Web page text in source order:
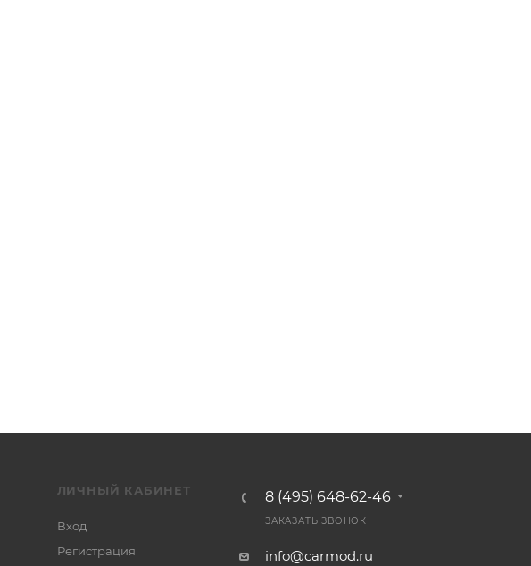
ЛИЧНЫЙ КАБИНЕТ
Вход
Регистрация
8 (495) 648-62-46
ЗАКАЗАТЬ ЗВОНОК
info@carmod.ru